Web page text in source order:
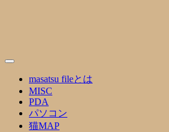
masatsu fileとは
MISC
PDA
パソコン
猫MAP